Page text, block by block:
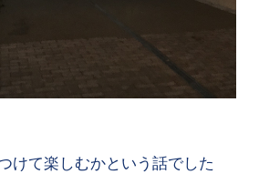
けて楽しむかという話でした